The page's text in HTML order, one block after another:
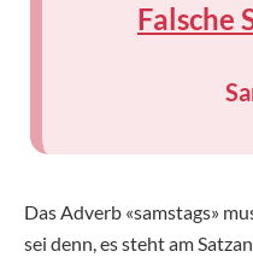
Falsche
Das Adverb «samstags»
sei denn, es steht am